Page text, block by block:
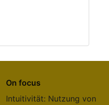
On focus
Intuitivität: Nutzung von